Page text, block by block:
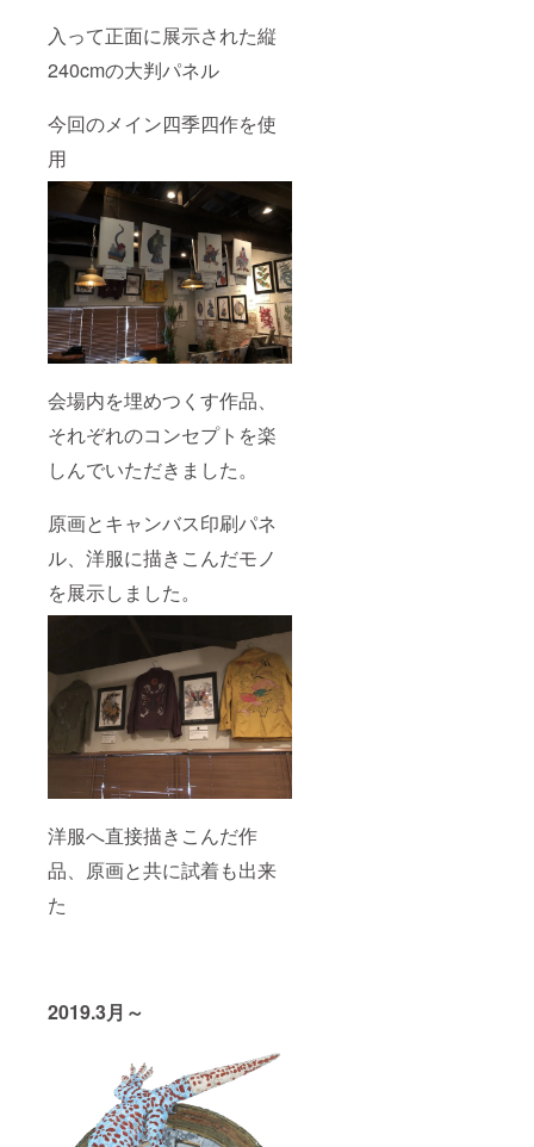
入って正面に展示された縦
240cmの大判パネル
今回のメイン四季四作を使
用
会場内を埋めつくす作品、
それぞれのコンセプトを楽
しんでいただきました。
原画とキャンバス印刷パネ
ル、洋服に描きこんだモノ
を展示しました。
洋服へ直接描きこんだ作
品、原画と共に試着も出来
た
2019.3月～